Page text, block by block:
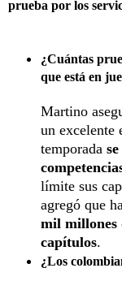
prueba por los
¿Cuántas
que está en
Martino
un excelente
temporada
límite sus
agregó que
mil millones
capítulos.
¿Los